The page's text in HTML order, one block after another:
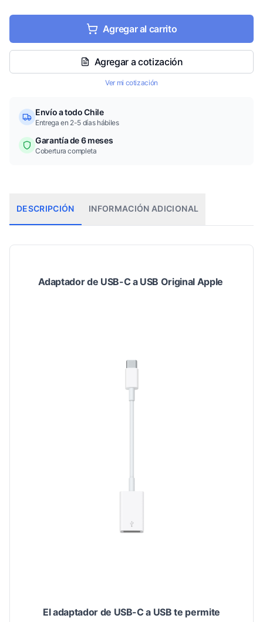
Agregar al carrito
Agregar a cotización
Ver mi cotización
Envío a todo Chile
Entrega en 2-5 días hábiles
Garantía de 6 meses
Cobertura completa
DESCRIPCIÓN INFORMACIÓN ADICIONAL
Adaptador de USB-C a USB Original Apple
El adaptador de USB-C a USB te permite